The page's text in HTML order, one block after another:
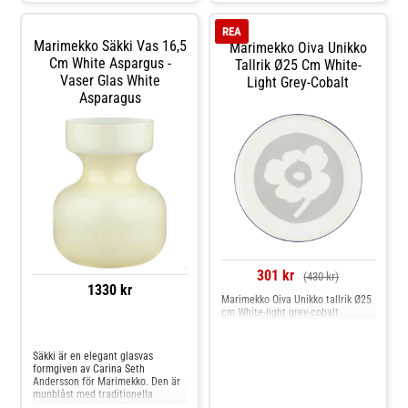
Marimekko- Unikt formgiven som
den berömda Unikko-blomman.-
Tillverkad i glas med traditionell
hantverksteknik.- Varje exemplar
är unikt med charmiga variationer
i glaset. Shoppa Assietter och mer
Marimekko Säkki Vas 16,5
Cm White Aspargus -
Vaser Glas White
Asparagus
1330 kr
Säkki är en elegant glasvas
formgiven av Carina Seth
Andersson för Marimekko. Den är
munblåst med traditionella
Marimekko Oiva Unikko
Tallrik Ø25 Cm White-
Light Grey-Cobalt
REA
301 kr (430 kr)
Marimekko Oiva Unikko tallrik Ø25
cm White-light grey-cobalt